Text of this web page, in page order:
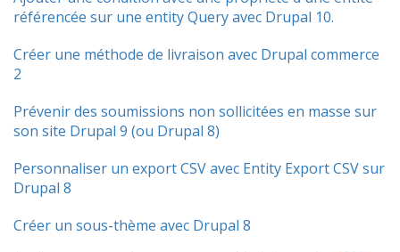
référencée sur une entity Query avec Drupal 10.
Créer une méthode de livraison avec Drupal commerce
2
Prévenir des soumissions non sollicitées en masse sur
son site Drupal 9 (ou Drupal 8)
Personnaliser un export CSV avec Entity Export CSV sur
Drupal 8
Créer un sous-thème avec Drupal 8